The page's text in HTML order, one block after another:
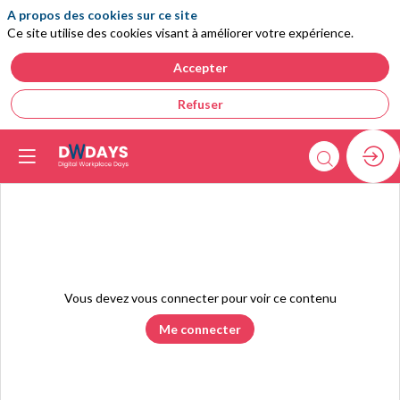
Vous devez vous connecter pour voir ce contenu
Me connecter
A propos des cookies sur ce site
Ce site utilise des cookies visant à améliorer votre expérience.
Accepter
Refuser